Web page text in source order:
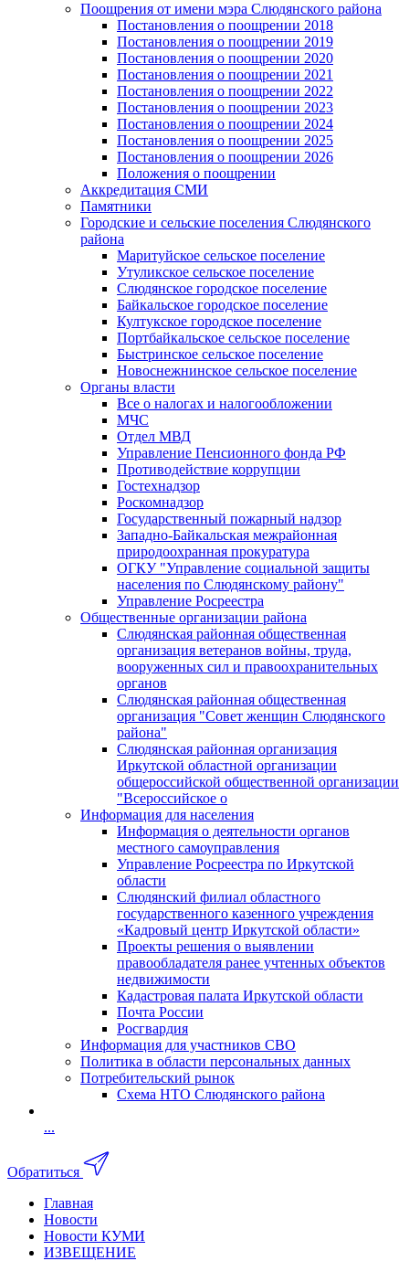
Поощрения от имени мэра Слюдянского района
Постановления о поощрении 2018
Постановления о поощрении 2019
Постановления о поощрении 2020
Постановления о поощрении 2021
Постановления о поощрении 2022
Постановления о поощрении 2023
Постановления о поощрении 2024
Постановления о поощрении 2025
Постановления о поощрении 2026
Положения о поощрении
Аккредитация СМИ
Памятники
Городские и сельские поселения Слюдянского
района
Маритуйское сельское поселение
Утуликское сельское поселение
Слюдянское городское поселение
Байкальское городское поселение
Култукское городское поселение
Портбайкальское сельское поселение
Быстринское сельское поселение
Новоснежнинское сельское поселение
Органы власти
Все о налогах и налогообложении
МЧС
Отдел МВД
Управление Пенсионного фонда РФ
Противодействие коррупции
Гостехнадзор
Роскомнадзор
Государственный пожарный надзор
Западно-Байкальская межрайонная
природоохранная прокуратура
ОГКУ "Управление социальной защиты
населения по Слюдянскому району"
Управление Росреестра
Общественные организации района
Слюдянская районная общественная
организация ветеранов войны, труда,
вооруженных сил и правоохранительных
органов
Слюдянская районная общественная
организация "Совет женщин Слюдянского
района"
Слюдянская районная организация
Иркутской областной организации
общероссийской общественной организации
"Всероссийское о
Информация для населения
Информация о деятельности органов
местного самоуправления
Управление Росреестра по Иркутской
области
Слюдянский филиал областного
государственного казенного учреждения
«Кадровый центр Иркутской области»
Проекты решения о выявлении
правообладателя ранее учтенных объектов
недвижимости
Кадастровая палата Иркутской области
Почта России
Росгвардия
Информация для участников СВО
Политика в области персональных данных
Потребительский рынок
Схема НТО Слюдянского района
...
Обратиться
Главная
Новости
Новости КУМИ
ИЗВЕЩЕНИЕ